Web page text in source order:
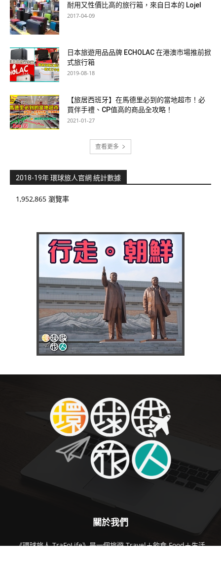
耐用又性價比高的旅行箱，來自日本的 Lojel
2017-04-09
日本旅遊用品品牌 ECHOLAC 在港澳市場推前掀
式旅行箱
2019-08-18
【旅居西班牙】在馬德里必到的當地超市！必
買伴手禮、CP值高的商品全攻略！
2021-01-27
查看更多
2018-19年 環球旅人官網 統計數據
1,952,865 瀏覽率
關於我們
《環球旅人 TraFoLife》是一個旅遊 Travel＋飲食 Food＋生活